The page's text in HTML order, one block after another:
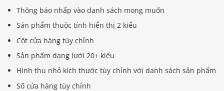
Thông báo nhấp vào danh sách mong muốn
Sản phẩm thuộc tính hiển thị 2 kiểu
Cột cửa hàng tùy chỉnh
Sản phẩm dạng lưới 20+ kiểu
Hình thu nhỏ kích thước tùy chỉnh với danh sách sản phẩm
Số cửa hàng tùy chỉnh